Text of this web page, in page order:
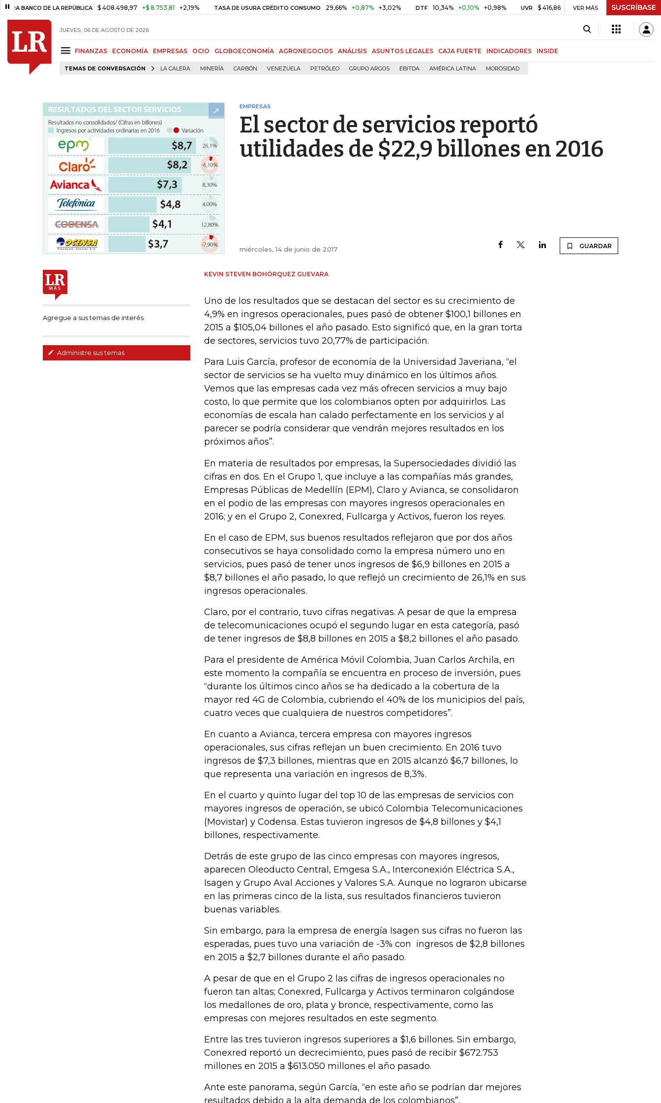
DE LA REPÚBLICA $ 408.498,97 +$ 8.753,81 +2,19% TASA DE USURA CRÉDITO CONSUMO 29,66% +0,87% +3,02% DTF 10,34% +0,10% +0,98% UVR $ 416,86 +$ 0,05 +0,01% BITCOIN US$
VER MÁS SUSCRÍBASE
JUEVES, 06 DE AGOSTO DE 2026
FINANZAS ECONOMÍA EMPRESAS OCIO GLOBOECONOMÍA AGRONEGOCIOS ANÁLISIS ASUNTOS LEGALES CAJA FUERTE INDICADORES INSIDE
TEMAS DE CONVERSACIÓN LA CALERA MINERÍA CARBÓN VENEZUELA PETRÓLEO GRUPO ARGOS EBITDA AMÉRICA LATINA MOROSIDAD
EMPRESAS
El sector de servicios reportó
utilidades de $22,9 billones en 2016
miércoles, 14 de junio de 2017 GUARDAR
Agregue a sus temas de interés
Administre sus temas
KEVIN STEVEN BOHÓRQUEZ GUEVARA
Uno de los resultados que se destacan del sector es su crecimiento de
4,9% en ingresos operacionales, pues pasó de obtener $100,1 billones en
2015 a $105,04 billones el año pasado. Esto significó que, en la gran torta
de sectores, servicios tuvo 20,77% de participación.
Para Luis García, profesor de economía de la Universidad Javeriana, “el
sector de servicios se ha vuelto muy dinámico en los últimos años.
Vemos que las empresas cada vez más ofrecen servicios a muy bajo
costo, lo que permite que los colombianos opten por adquirirlos. Las
economías de escala han calado perfectamente en los servicios y al
parecer se podría considerar que vendrán mejores resultados en los
próximos años”.
En materia de resultados por empresas, la Supersociedades dividió las
cifras en dos. En el Grupo 1, que incluye a las compañías más grandes,
Empresas Públicas de Medellín (EPM), Claro y Avianca, se consolidaron
en el podio de las empresas con mayores ingresos operacionales en
2016; y en el Grupo 2, Conexred, Fullcarga y Activos, fueron los reyes.
En el caso de EPM, sus buenos resultados reflejaron que por dos años
consecutivos se haya consolidado como la empresa número uno en
servicios, pues pasó de tener unos ingresos de $6,9 billones en 2015 a
$8,7 billones el año pasado, lo que reflejó un crecimiento de 26,1% en sus
ingresos operacionales.
Claro, por el contrario, tuvo cifras negativas. A pesar de que la empresa
de telecomunicaciones ocupó el segundo lugar en esta categoría, pasó
de tener ingresos de $8,8 billones en 2015 a $8,2 billones el año pasado.
Para el presidente de América Móvil Colombia, Juan Carlos Archila, en
este momento la compañía se encuentra en proceso de inversión, pues
“durante los últimos cinco años se ha dedicado a la cobertura de la
mayor red 4G de Colombia, cubriendo el 40% de los municipios del país,
cuatro veces que cualquiera de nuestros competidores”.
En cuanto a Avianca, tercera empresa con mayores ingresos
operacionales, sus cifras reflejan un buen crecimiento. En 2016 tuvo
ingresos de $7,3 billones, mientras que en 2015 alcanzó $6,7 billones, lo
que representa una variación en ingresos de 8,3%.
En el cuarto y quinto lugar del top 10 de las empresas de servicios con
mayores ingresos de operación, se ubicó Colombia Telecomunicaciones
(Movistar) y Codensa. Estas tuvieron ingresos de $4,8 billones y $4,1
billones, respectivamente.
Detrás de este grupo de las cinco empresas con mayores ingresos,
aparecen Oleoducto Central, Emgesa S.A., Interconexión Eléctrica S.A.,
Isagen y Grupo Aval Acciones y Valores S.A. Aunque no lograron ubicarse
en las primeras cinco de la lista, sus resultados financieros tuvieron
buenas variables.
Sin embargo, para la empresa de energía Isagen sus cifras no fueron las
esperadas, pues tuvo una variación de -3% con ingresos de $2,8 billones
en 2015 a $2,7 billones durante el año pasado.
A pesar de que en el Grupo 2 las cifras de ingresos operacionales no
fueron tan altas; Conexred, Fullcarga y Activos terminaron colgándose
los medallones de oro, plata y bronce, respectivamente, como las
empresas con mejores resultados en este segmento.
Entre las tres tuvieron ingresos superiores a $1,6 billones. Sin embargo,
Conexred reportó un decrecimiento, pues pasó de recibir $672.753
millones en 2015 a $613.050 millones el año pasado.
Ante este panorama, según García, “en este año se podrían dar mejores
resultados debido a la alta demanda de los colombianos”.